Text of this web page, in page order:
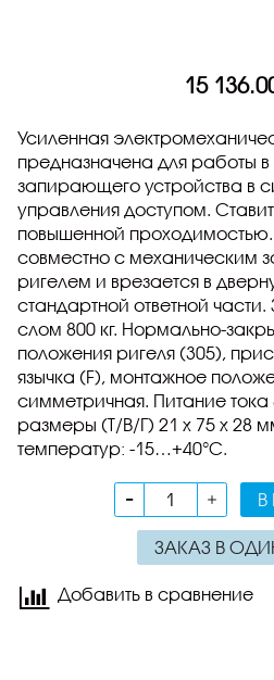
15
Усиленная
предназначена для работы в
запирающего устройства в
управления доступом.
повышенной проходимостью.
совместно с механическим
ригелем и врезается в
стандартной ответной
слом 800 кг. Нормально-
положения ригеля (305),
язычка (F), монтажное
симметричная. Питание тока
размеры (Т/В/Г) 21 х 75 х 28
температур: -15…+40°C.
В
ЗАКАЗ В
Добавить в сравнение